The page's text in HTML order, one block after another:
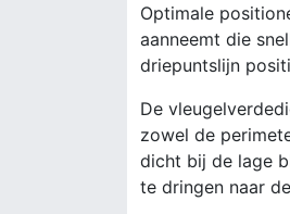
Optimale
aanneemt die
driepuntslijn
De
zowel de
dicht bij de lage
te dringen naar